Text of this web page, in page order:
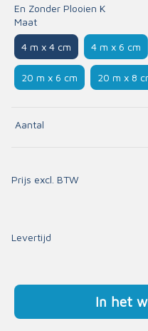
En Zonder Plooien K
Maat
4 m x 4 cm 4 m x 6 cm
20 m x 6 cm 20 m x 8
Aantal
Prijs excl. BTW
Levertijd
In het